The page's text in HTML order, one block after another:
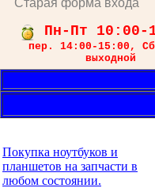
Старая форма входа
Пн-Пт 10:00-
пер. 14:00-15:00,
выходной
Покупка ноутбуков и
планшетов на запчасти в
любом состоянии.